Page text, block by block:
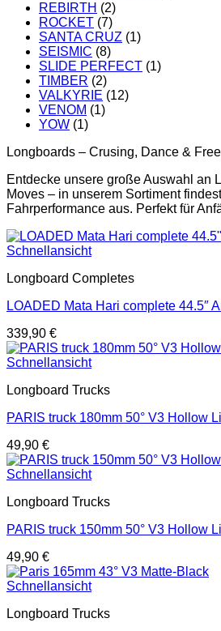
REBIRTH (2)
ROCKET (7)
SANTA CRUZ (1)
SEISMIC (8)
SLIDE PERFECT (1)
TIMBER (2)
VALKYRIE (12)
VENOM (1)
YOW (1)
Longboards – Crusing, Dance &
Entdecke unsere große Auswahl an
Moves – in unserem Sortiment
Fahrperformance aus. Perfekt für
Schnellansicht
Longboard Completes
LOADED Mata Hari complete 44.5″
339,90 €
Schnellansicht
Longboard Trucks
PARIS truck 180mm 50° V3 Hollow
49,90 €
Schnellansicht
Longboard Trucks
PARIS truck 150mm 50° V3 Hollow
49,90 €
Schnellansicht
Longboard Trucks